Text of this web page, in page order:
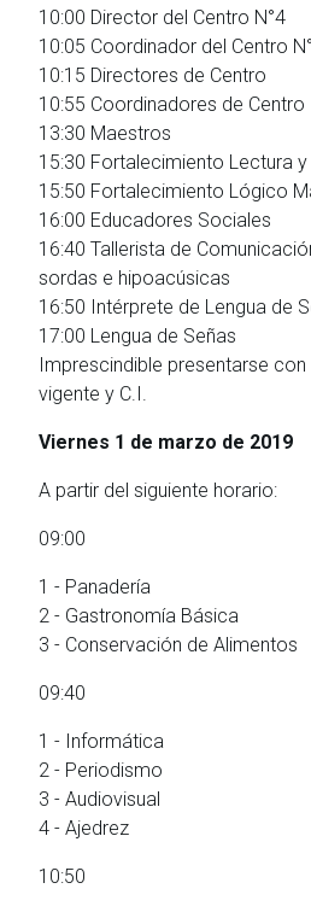
10:00 Director del Centro N°4
10:05 Coordinador del Centro
10:15 Directores de Centro
10:55 Coordinadores de Centro
13:30 Maestros
15:30 Fortalecimiento Lectura y
15:50 Fortalecimiento Lógico
16:00 Educadores Sociales
16:40 Tallerista de
sordas e hipoacúsicas
16:50 Intérprete de Lengua de
17:00 Lengua de Señas
Imprescindible presentarse con
vigente y C.I.
Viernes 1 de marzo de 2019
A partir del siguiente horario:
09:00
1 - Panadería
2 - Gastronomía Básica
3 - Conservación de Alimentos
09:40
1 - Informática
2 - Periodismo
3 - Audiovisual
4 - Ajedrez
10:50